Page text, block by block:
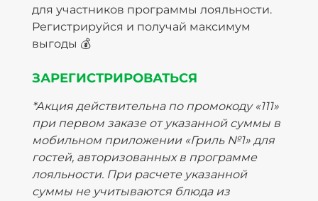
для участников программы лояльности.
Регистрируйся и получай максимум
выгоды 💰
ЗАРЕГИСТРИРОВАТЬСЯ
*Акция действительна по промокоду «111»
при первом заказе от указанной суммы в
мобильном приложении «Гриль №1» для
гостей, авторизованных в программе
лояльности. При расчете указанной
суммы не учитываются блюда из